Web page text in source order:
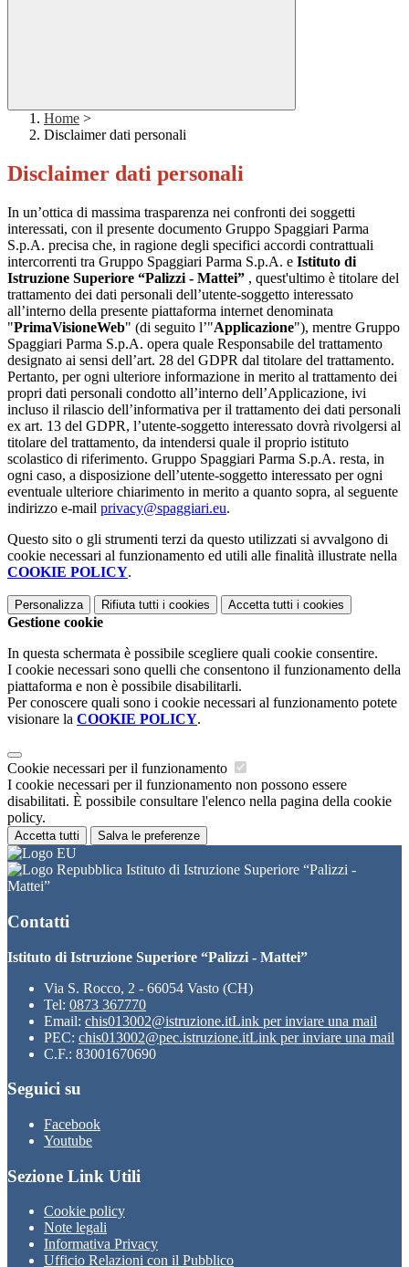
Home >
Disclaimer dati personali
Disclaimer dati personali
In un’ottica di massima trasparenza nei confronti dei soggetti
interessati, con il presente documento Gruppo Spaggiari Parma
S.p.A. precisa che, in ragione degli specifici accordi contrattuali
intercorrenti tra Gruppo Spaggiari Parma S.p.A. e Istituto di
Istruzione Superiore “Palizzi - Mattei” , quest'ultimo è titolare del
trattamento dei dati personali dell’utente-soggetto interessato
all’interno della presente piattaforma internet denominata
"PrimaVisioneWeb" (di seguito l’"Applicazione"), mentre Gruppo
Spaggiari Parma S.p.A. opera quale Responsabile del trattamento
designato ai sensi dell’art. 28 del GDPR dal titolare del trattamento.
Pertanto, per ogni ulteriore informazione in merito al trattamento dei
propri dati personali condotto all’interno dell’Applicazione, ivi
incluso il rilascio dell’informativa per il trattamento dei dati personali
ex art. 13 del GDPR, l’utente-soggetto interessato dovrà rivolgersi al
titolare del trattamento, da intendersi quale il proprio istituto
scolastico di riferimento. Gruppo Spaggiari Parma S.p.A. resta, in
ogni caso, a disposizione dell’utente-soggetto interessato per ogni
eventuale ulteriore chiarimento in merito a quanto sopra, al seguente
indirizzo e-mail privacy@spaggiari.eu.
Questo sito o gli strumenti terzi da questo utilizzati si avvalgono di
cookie necessari al funzionamento ed utili alle finalità illustrate nella
COOKIE POLICY.
Personalizza Rifiuta tutti i cookies Accetta tutti i cookies
Gestione cookie
In questa schermata è possibile scegliere quali cookie consentire.
I cookie necessari sono quelli che consentono il funzionamento della
piattaforma e non è possibile disabilitarli.
Per conoscere quali sono i cookie necessari al funzionamento potete
visionare la COOKIE POLICY.
Cookie necessari per il funzionamento
I cookie necessari per il funzionamento non possono essere
disabilitati. È possibile consultare l'elenco nella pagina della cookie
policy.
Accetta tutti Salva le preferenze
Istituto di Istruzione Superiore “Palizzi -
Mattei”
Contatti
Istituto di Istruzione Superiore “Palizzi - Mattei”
Via S. Rocco, 2 - 66054 Vasto (CH)
Tel: 0873 367770
Email: chis013002@istruzione.itLink per inviare una mail
PEC: chis013002@pec.istruzione.itLink per inviare una mail
C.F.: 83001670690
Seguici su
Facebook
Youtube
Sezione Link Utili
Cookie policy
Note legali
Informativa Privacy
Ufficio Relazioni con il Pubblico